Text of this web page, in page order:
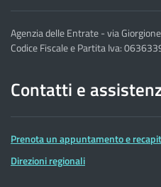
Agenzia delle Entrate - via
Codice Fiscale e Partita Iva:
Contatti e
Prenota un appuntamento e
Direzioni regionali